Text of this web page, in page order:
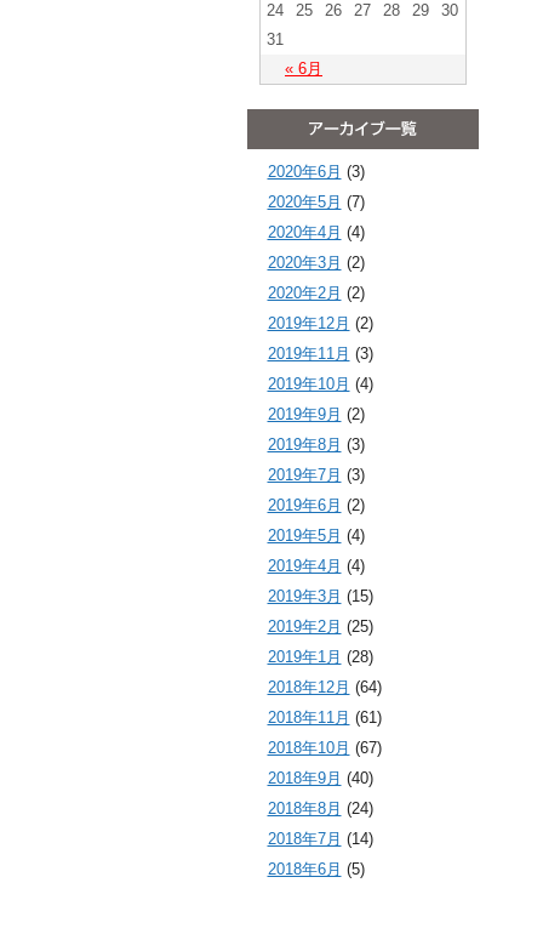
« 6月
24
25 26 27 28 29
30
31
2020年6月 (3)
2020年5月 (7)
2020年4月 (4)
2020年3月 (2)
2020年2月 (2)
2019年12月 (2)
2019年11月 (3)
2019年10月 (4)
2019年9月 (2)
2019年8月 (3)
2019年7月 (3)
2019年6月 (2)
2019年5月 (4)
2019年4月 (4)
2019年3月 (15)
2019年2月 (25)
2019年1月 (28)
2018年12月 (64)
2018年11月 (61)
2018年10月 (67)
2018年9月 (40)
2018年8月 (24)
2018年7月 (14)
2018年6月 (5)